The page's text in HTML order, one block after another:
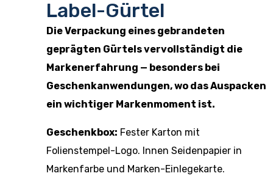
Label-Gürtel
Die Verpackung eines gebrandeten
geprägten Gürtels vervollständigt die
Markenerfahrung — besonders bei
Geschenkanwendungen, wo das Auspacken
ein wichtiger Markenmoment ist.
Geschenkbox: Fester Karton mit
Folienstempel-Logo. Innen Seidenpapier in
Markenfarbe und Marken-Einlegekarte.